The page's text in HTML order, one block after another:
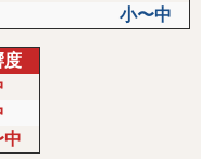
小〜中
度
中